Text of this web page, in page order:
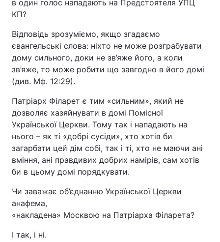
в один голос нападають на Предстоятеля УПЦ
КП?
Відповідь зрозуміємо, якщо згадаємо
євангельські слова: ніхто не може розграбувати
дому сильного, доки не зв’яже його, а коли
зв’яже, то може робити що завгодно в його домі
(див. Мф. 12:29).
Патріарх Філарет є тим «сильним», який не
дозволяє хазяйнувати в домі Помісної
Української Церкви. Тому так і нападають на
нього – як ті «добрі сусіди», хто хотів би
загарбати цей дім собі, так і ті, хто не маючи ані
вміння, ані правдивих добрих намірів, сам хотів
би в цьому домі порядкувати.
Чи заважає об’єднанню Української Церкви
анафема,
«накладена» Москвою на Патріарха Філарета?
І так, і ні.